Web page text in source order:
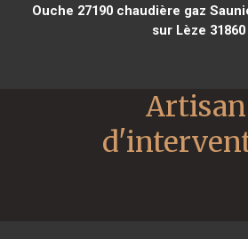
Ouche 27190 chaudière gaz
sur Lèze 31860
Artisan